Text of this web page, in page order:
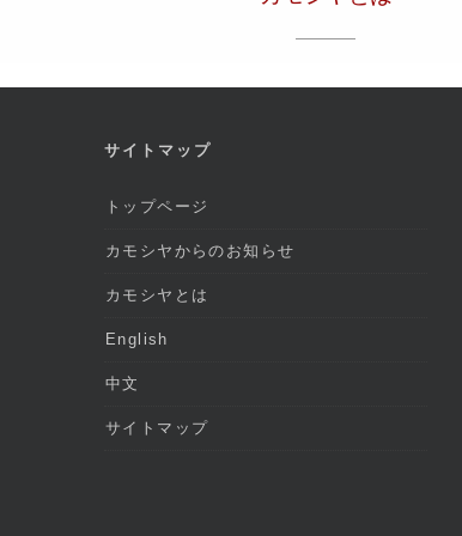
サイトマップ
トップページ
カモシヤからのお知らせ
カモシヤとは
English
中文
サイトマップ